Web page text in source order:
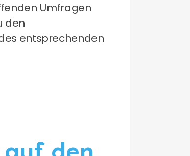
Umfragen
den
entsprechenden
den